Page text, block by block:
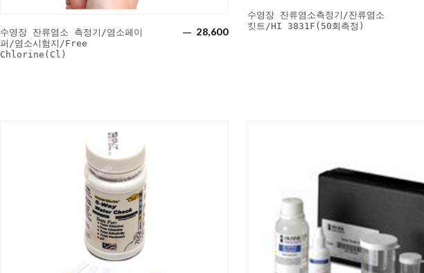
수영장 잔류염소 측정기/염소페이
퍼/염소시험지/Free
Chlorine(Cl)
28,600
수영장 잔류염소측정기/잔류염소
킷트/HI 3831F(50회측정)